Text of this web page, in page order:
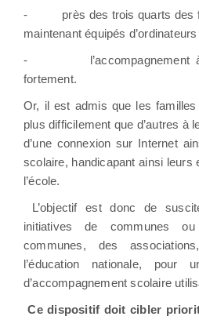
-
près des trois quarts
maintenant équipés d’ordinateurs
-
fortement.
Or, il est admis que les
plus difficilement que d’autres à
d’une connexion sur Internet
scolaire, handicapant ainsi leurs
l’école.
L’objectif est donc de
initiatives de communes
communes, des
l’éducation nationale, pour
d’accompagnement scolaire
Ce dispositif doit cibler